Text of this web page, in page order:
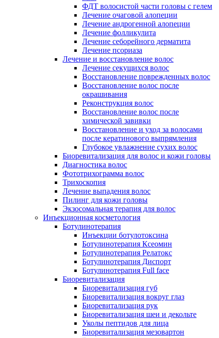
ФДТ волосистой части головы с гелем
Лечение очаговой алопеции
Лечение андрогенной алопеции
Лечение фолликулита
Лечение себорейного дерматита
Лечение псориаза
Лечение и восстановление волос
Лечение секущихся волос
Восстановление поврежденных волос
Восстановление волос после
окрашивания
Реконструкция волос
Восстановление волос после
химической завивки
Восстановление и уход за волосами
после кератинового выпрямления
Глубокое увлажнение сухих волос
Биоревитализация для волос и кожи головы
Диагностика волос
Фототрихограмма волос
Трихоскопия
Лечение выпадения волос
Пилинг для кожи головы
Экзосомальная терапия для волос
Инъекционная косметология
Ботулинотерапия
Инъекции ботулотоксина
Ботулинотерапия Ксеомин
Ботулинотерапия Релатокс
Ботулинотерапия Диспорт
Ботулинотерапия Full face
Биоревитализация
Биоревитализация губ
Биоревитализация вокруг глаз
Биоревитализация рук
Биоревитализация шеи и декольте
Уколы пептидов для лица
Биоревитализация мезовартон